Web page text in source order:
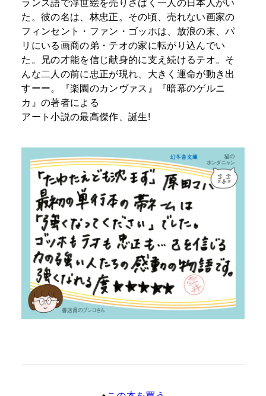
た。彼の名は、林忠正。その頃、売れない画家の
フィンセント・ファン・ゴッホは、放浪の末、パ
リにいる画商の弟・テオの家に転がり込んでい
た。兄の才能を信じ献身的に支え続けるテオ。そ
んな二人の前に忠正が現れ、大きく運命が動き出
すーー。『楽園のカンヴァス』『暗幕のゲルニ
カ』の著者による
アート小説の最高傑作、誕生!